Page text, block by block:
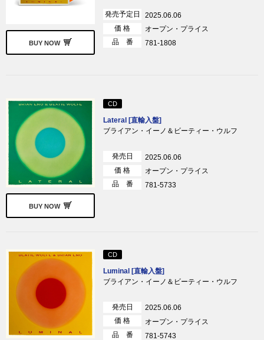
BUY NOW
発売予定日
2025.06.06
価 格
オープン・プライス
品 番
781-1808
BUY NOW
CD
Lateral [直輸入盤]
ブライアン・イーノ＆ビーティー・ウルフ
発売日
2025.06.06
価 格
オープン・プライス
品 番
781-5733
CD
Luminal [直輸入盤]
ブライアン・イーノ＆ビーティー・ウルフ
発売日
2025.06.06
価 格
オープン・プライス
品 番
781-5743